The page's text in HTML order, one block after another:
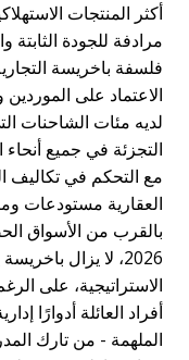
أكثر المنتجات
مرادفة للجودة الثابتة
فلسفة باخريسة التجارية
الاعتماد على الموردين
لديه مئات الشاحنات التي
التجزئة في جميع أنحاء
مع التحكم في تكاليف
العقارية مستودعات
2026، لا يزال
الاستراتيجية، على الرغم
أفراد العائلة أدوارًا
الملهمة - من تارك